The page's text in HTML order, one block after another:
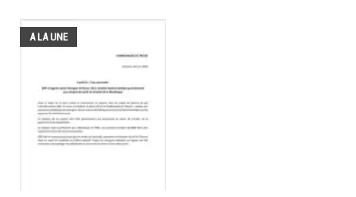
A LA UNE